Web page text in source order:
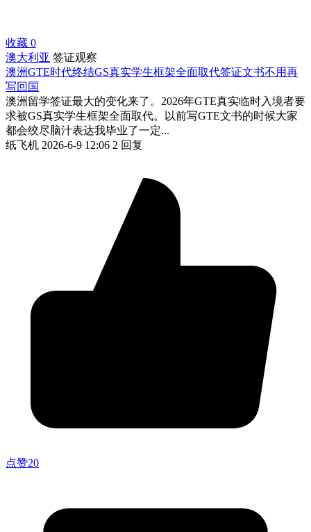
收藏 0
澳大利亚 签证观察
澳洲GTE时代终结GS真实学生框架全面取代签证文书不用再
写回国
澳洲留学签证最大的变化来了。2026年GTE真实临时入境者要
求被GS真实学生框架全面取代。以前写GTE文书的时候大家
都会绞尽脑汁表达我毕业了一定...
纸飞机 2026-6-9 12:06 2 回复
点赞20